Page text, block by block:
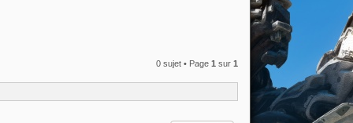
0 sujet • Page 1 sur 1